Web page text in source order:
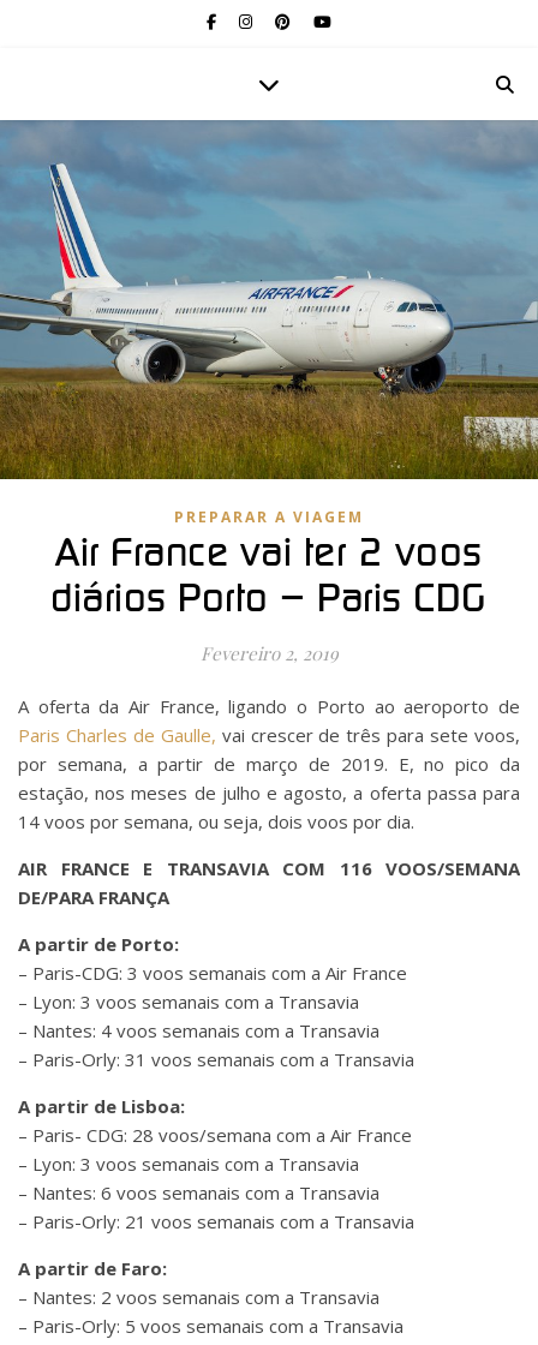
PREPARAR A VIAGEM
Air France vai ter 2 voos
diários Porto – Paris CDG
Fevereiro 2, 2019
A oferta da Air France, ligando o Porto ao aeroporto de
Paris Charles de Gaulle, vai crescer de três para sete voos,
por semana, a partir de março de 2019. E, no pico da
estação, nos meses de julho e agosto, a oferta passa para
14 voos por semana, ou seja, dois voos por dia.
AIR FRANCE E TRANSAVIA COM 116 VOOS/SEMANA
DE/PARA FRANÇA
A partir de Porto:
– Paris-CDG: 3 voos semanais com a Air France
– Lyon: 3 voos semanais com a Transavia
– Nantes: 4 voos semanais com a Transavia
– Paris-Orly: 31 voos semanais com a Transavia
A partir de Lisboa:
– Paris- CDG: 28 voos/semana com a Air France
– Lyon: 3 voos semanais com a Transavia
– Nantes: 6 voos semanais com a Transavia
– Paris-Orly: 21 voos semanais com a Transavia
A partir de Faro:
– Nantes: 2 voos semanais com a Transavia
– Paris-Orly: 5 voos semanais com a Transavia